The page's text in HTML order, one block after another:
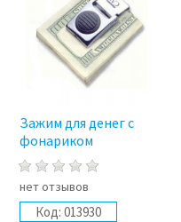
Зажим для денег с
фонариком
нет отзывов
Код: 013930